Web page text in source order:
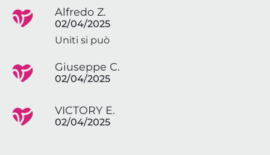
Alfredo Z.
02/04/2025
Uniti si può
Giuseppe C.
02/04/2025
VICTORY E.
02/04/2025